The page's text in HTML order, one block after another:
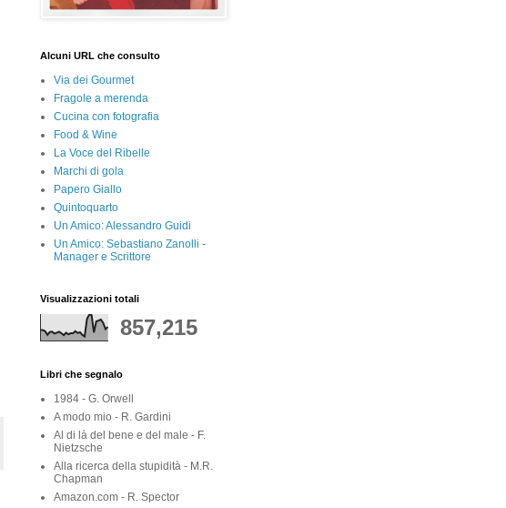
Alcuni URL che consulto
Via dei Gourmet
Fragole a merenda
Cucina con fotografia
Food & Wine
La Voce del Ribelle
Marchi di gola
Papero Giallo
Quintoquarto
Un Amico: Alessandro Guidi
Un Amico: Sebastiano Zanolli -
Manager e Scrittore
Visualizzazioni totali
857,215
Libri che segnalo
1984 - G. Orwell
A modo mio - R. Gardini
Al di là del bene e del male - F.
Nietzsche
Alla ricerca della stupidità - M.R.
Chapman
Amazon.com - R. Spector